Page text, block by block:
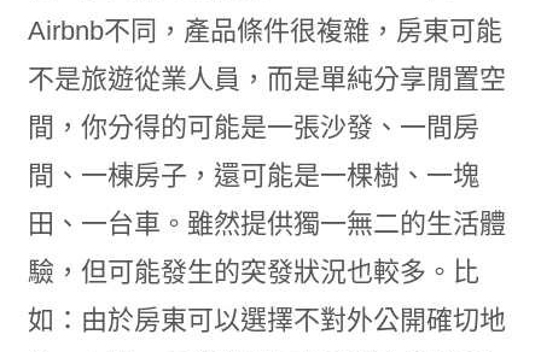
Airbnb不同，產品條件很複雜，房東可能
不是旅遊從業人員，而是單純分享閒置空
間，你分得的可能是一張沙發、一間房
間、一棟房子，還可能是一棵樹、一塊
田、一台車。雖然提供獨一無二的生活體
驗，但可能發生的突發狀況也較多。比
如：由於房東可以選擇不對外公開確切地